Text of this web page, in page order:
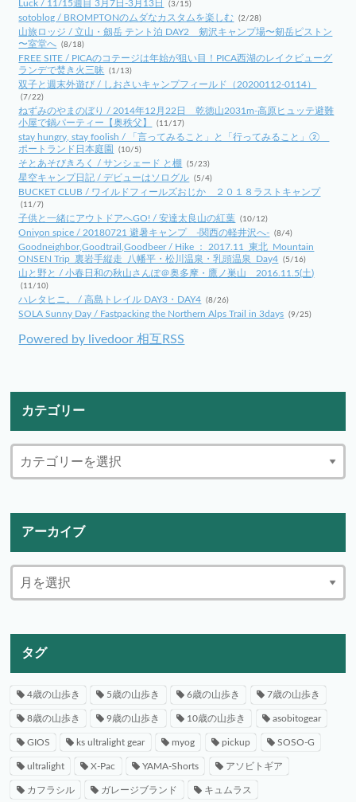
Luck / 11/15週目 3月7日-3月13日 (3/15)
sotoblog / BROMPTONのムダなカスタムを楽しむ (2/28)
山旅ロッジ / 立山・劔岳 テント泊 DAY2 剱沢キャンプ場〜剱岳ピストン
〜室堂へ (8/18)
FREE SITE / PICAのコテージは年始が狙い目！PICA西湖のレイクビューグ
ランデで焚き火三昧
(1/13)
双子と週末外遊び / しおさいキャンプフィールド（20200112-0114）
(7/22)
ねずみのやまのぼり / 2014年12月22日 乾徳山2031m-高原ヒュッテ避難
小屋で鍋パーティー【奥秩父】
(11/17)
stay hungry, stay foolish / 「言ってみること」と「行ってみること」②
ポートランド日本庭園
(10/5)
そとあそびきろく / サンシェード と棚 (5/23)
星空キャンプ日記 / デビューはソログル (5/4)
BUCKET CLUB / ワイルドフィールズおじか ２０１８ラストキャンプ
(11/7)
子供と一緒にアウトドアへGO! / 安達太良山の紅葉 (10/12)
Oniyon spice / 20180721 避暑キャンプ -関西の軽井沢へ- (8/4)
Goodneighbor,Goodtrail,Goodbeer / Hike ： 2017.11_東北_Mountain
ONSEN Trip_裏岩手縦走_八幡平・松川温泉・乳頭温泉_Day4 (5/16)
山と野と / 小春日和の秋山さんぽ＠奥多摩・鷹ノ巣山 2016.11.5(土)
(11/10)
ハレタヒニ。 / 高島トレイル DAY3・DAY4 (8/26)
SOLA Sunny Day / Fastpacking the Northern Alps Trail in 3days (9/25)
Powered by livedoor 相互RSS
カテゴリー
アーカイブ
タグ
4歳の山歩き 5歳の山歩き 6歳の山歩き 7歳の山歩き
8歳の山歩き 9歳の山歩き 10歳の山歩き asobitogear
GIOS ks ultralight gear myog pickup SOSO-G
ultralight X-Pac YAMA-Shorts アソビトギア
カフラシル ガレージブランド キュムラス